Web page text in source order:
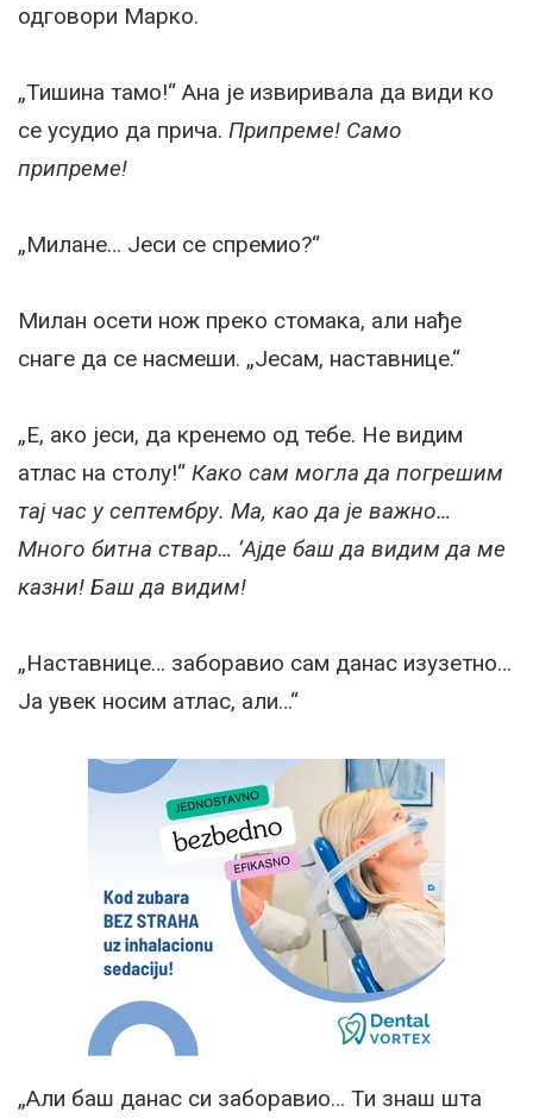
одговори Марко.
„Тишина тамо!“ Ана је извиривала да види ко
се усудио да прича. Припреме! Само
припреме!
„Милане… Јеси се спремио?“
Милан осети нож преко стомака, али нађе
снаге да се насмеши. „Јесам, наставнице.“
„Е, ако јеси, да кренемо од тебе. Не видим
атлас на столу!“ Како сам могла да погрешим
тај час у септембру. Ма, као да је важно…
Много битна ствар… ’Ајде баш да видим да ме
казни! Баш да видим!
„Наставнице… заборавио сам данас изузетно…
Ја увек носим атлас, али…“
„Али баш данас си заборавио… Ти знаш шта